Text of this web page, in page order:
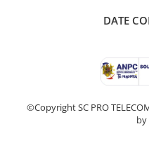
DATE
©Copyright SC PRO
by